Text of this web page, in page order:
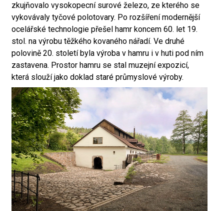
zkujňovalo vysokopecní surové železo, ze kterého se
vykovávaly tyčové polotovary. Po rozšíření modernější
ocelářské technologie přešel hamr koncem 60. let 19.
stol. na výrobu těžkého kovaného nářadí. Ve druhé
polovině 20. století byla výroba v hamru i v huti pod ním
zastavena. Prostor hamru se stal muzejní expozicí,
která slouží jako doklad staré průmyslové výroby.